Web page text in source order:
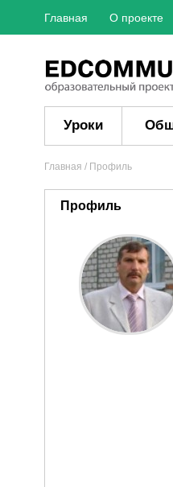
Главная О проекте
Уроки
Главная / Профиль
Профиль